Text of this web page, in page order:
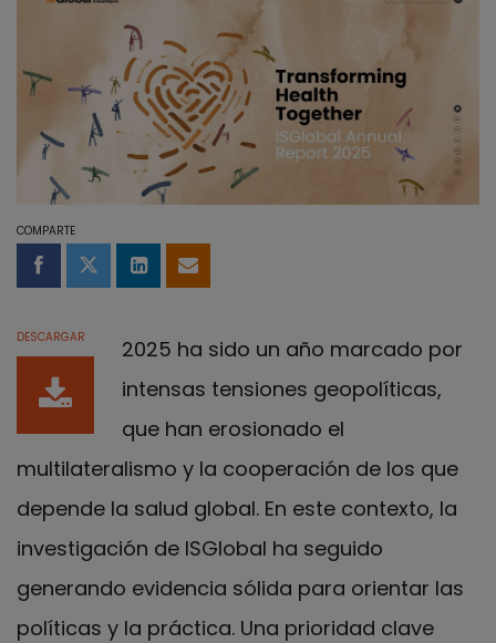
COMPARTE
Compartir en Facebook
Compartir en Twitter
Compartir en LinkedIn
Compartir por email
DESCARGAR
2025 ha sido un año marcado por
intensas tensiones geopolíticas,
que han erosionado el
multilateralismo y la cooperación de los que
depende la salud global. En este contexto, la
investigación de ISGlobal ha seguido
generando evidencia sólida para orientar las
políticas y la práctica. Una prioridad clave